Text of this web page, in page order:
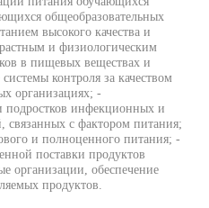
общеобразовательных
высокого качества и
и физиологическим
в пищевых веществах и
контроля за качеством
организациях; -
подростков инфекционных и
с фактором питания;
и полноценного питания; -
поставки продуктов
организации, обеспечение
продуктов.